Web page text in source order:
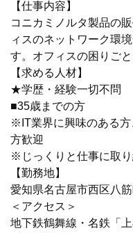
【仕事内容】
コニカミノルタ製品の
ィスのネットワーク環
す。オフィスの困りごと
【求める人材】
★学歴・経験一切不問
■35歳までの方
※IT業界に興味のある
方歓迎
※じっくりと仕事に取り
【勤務地】
愛知県名古屋市西区八
＜アクセス＞
地下鉄鶴舞線・名鉄「